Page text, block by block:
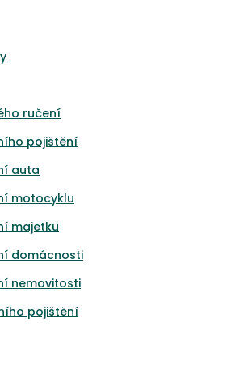
ručení
pojištění
auta
motocyklu
majetku
domácnosti
nemovitosti
pojištění